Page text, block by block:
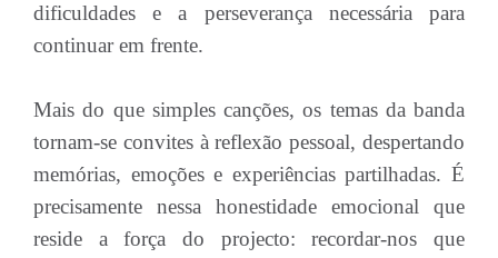
dificuldades e a perseverança necessária para
continuar em frente.
Mais do que simples canções, os temas da banda
tornam-se convites à reflexão pessoal, despertando
memórias, emoções e experiências partilhadas. É
precisamente nessa honestidade emocional que
reside a força do projecto: recordar-nos que